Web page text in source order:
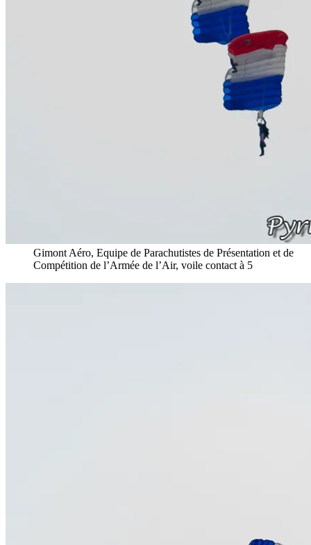
Gimont Aéro, Equipe de Parachutistes de Présentation et de
Compétition de l’Armée de l’Air, voile contact à 5